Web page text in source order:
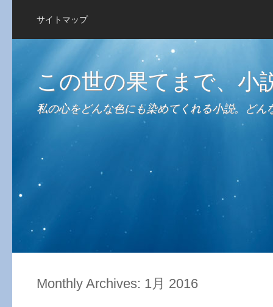
サイトマップ
この世の果てまで、小
私の心をどんな色にも染めてくれる小説。ど
Monthly Archives: 1月 2016